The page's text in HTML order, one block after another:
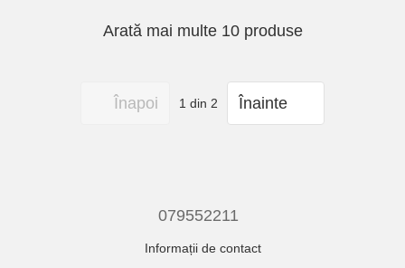
Arată mai multe 10 produse
Înapoi 1 din 2 Înainte
079552211
Informații de contact